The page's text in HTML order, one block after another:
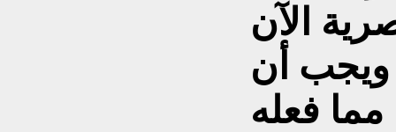
الآن
ويجب أن
فعله